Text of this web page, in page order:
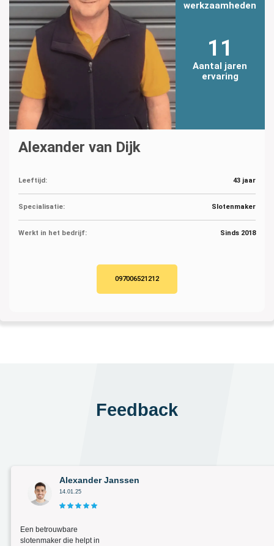
werkzaamheden
11
Aantal jaren
ervaring
Alexander van Dijk
Leeftijd: 43 jaar
Specialisatie: Slotenmaker
Werkt in het bedrijf: Sinds 2018
097006521212
Feedback
Alexander Janssen
14.01.25
Een betrouwbare
slotenmaker die helpt in